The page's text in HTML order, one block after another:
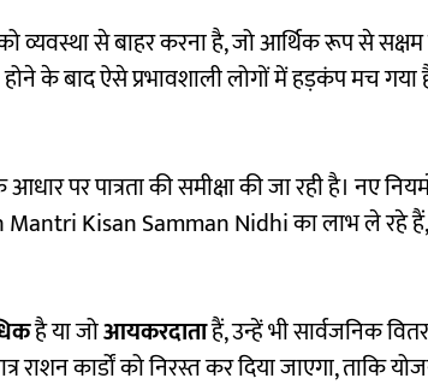
व्यवस्था से बाहर करना है, जो आर्थिक रूप से
के बाद ऐसे प्रभावशाली लोगों में हड़कंप मच गया
पर पात्रता की समीक्षा की जा रही है। नए
Mantri Kisan Samman Nidhiका लाभ ले रहे
है या जोआयकरदाताहैं, उन्हें भी सार्वजनिक
राशन कार्डों को निरस्त कर दिया जाएगा, ताकि